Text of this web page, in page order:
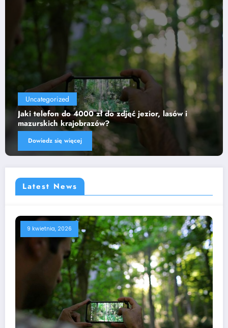
Uncategorized
Jaki telefon do 4000 zł do zdjęć jezior, lasów i
mazurskich krajobrazów?
Dowiedz się więcej
Latest News
9 kwietnia, 2026